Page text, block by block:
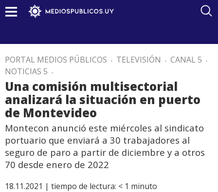
PORTAL MEDIOS PÚBLICOS . TELEVISIÓN . CANAL 5 .
NOTICIAS 5 .
Una comisión multisectorial
analizará la situación en puerto
de Montevideo
Montecon anunció este miércoles al sindicato
portuario que enviará a 30 trabajadores al
seguro de paro a partir de diciembre y a otros
70 desde enero de 2022
18.11.2021 | tiempo de lectura: < 1 minuto